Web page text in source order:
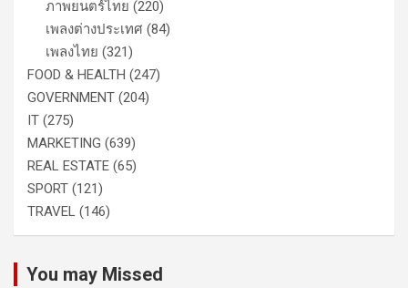
ภาพยนตร์ไทย (220)
เพลงต่างประเทศ (84)
เพลงไทย (321)
FOOD & HEALTH (247)
GOVERNMENT (204)
IT (275)
MARKETING (639)
REAL ESTATE (65)
SPORT (121)
TRAVEL (146)
You may Missed